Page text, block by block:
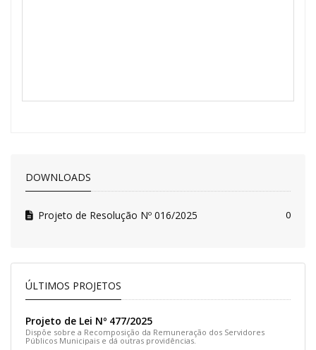
DOWNLOADS
Projeto de Resolução Nº 016/2025 0
ÚLTIMOS PROJETOS
Projeto de Lei Nº 477/2025
Dispõe sobre a Recomposição da Remuneração dos Servidores
Públicos Municipais e dá outras providências.